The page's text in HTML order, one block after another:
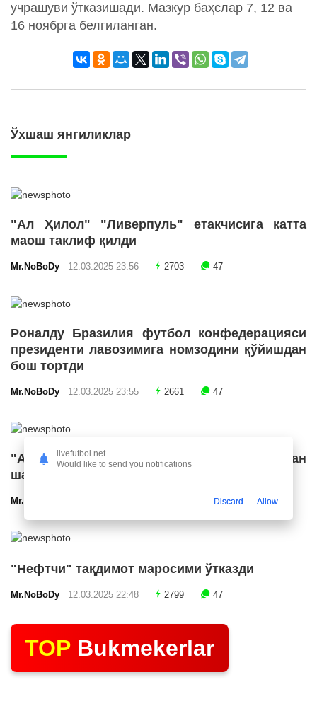
учрашуви ўтказишади. Мазкур баҳслар 7, 12 ва
16 ноябрга белгиланган.
Ўхшаш янгиликлар
"Ал Ҳилол" "Ливерпуль" етакчисига катта
маош таклиф қилди
Mr.NoBoDy 12.03.2025 23:56 2703 47
Роналду Бразилия футбол конфедерацияси
президенти лавозимига номзодини қўйишдан
бош тортди
Mr.NoBoDy 12.03.2025 23:55 2661 47
"Арсенал" икки ярим ҳимоячи билан
шартнома имзолашга яқин
Mr.NoBoDy 47
"Нефтчи" тақдимот маросими ўтказди
Mr.NoBoDy 12.03.2025 22:48 2799 47
TOP Bukmekerlar
livefutbol.net
Would like to send you notifications
Discard Allow